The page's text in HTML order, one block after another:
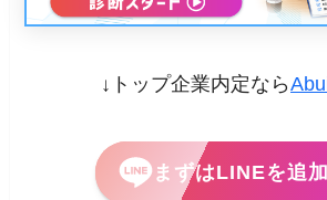
↓トップ企業内定なら
まずはLINEを追